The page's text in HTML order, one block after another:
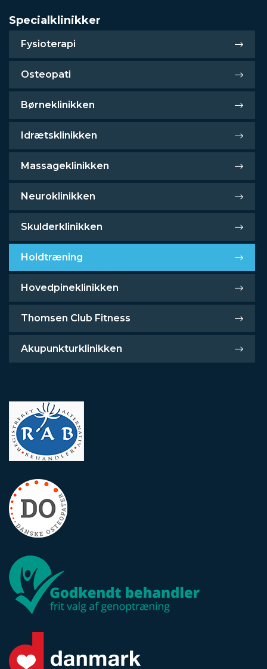
Specialklinikker
Fysioterapi
Osteopati
Børneklinikken
Idrætsklinikken
Massageklinikken
Neuroklinikken
Skulderklinikken
Holdtræning
Hovedpineklinikken
Thomsen Club Fitness
Akupunkturklinikken